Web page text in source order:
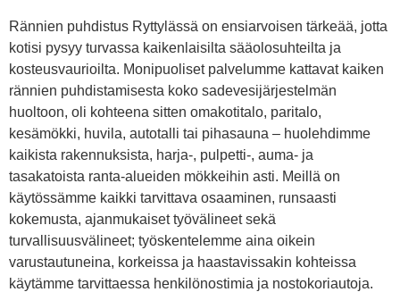
Rännien puhdistus Ryttylässä on ensiarvoisen tärkeää, jotta
kotisi pysyy turvassa kaikenlaisilta sääolosuhteilta ja
kosteusvaurioilta. Monipuoliset palvelumme kattavat kaiken
rännien puhdistamisesta koko sadevesijärjestelmän
huoltoon, oli kohteena sitten omakotitalo, paritalo,
kesämökki, huvila, autotalli tai pihasauna – huolehdimme
kaikista rakennuksista, harja-, pulpetti-, auma- ja
tasakatoista ranta-alueiden mökkeihin asti. Meillä on
käytössämme kaikki tarvittava osaaminen, runsaasti
kokemusta, ajanmukaiset työvälineet sekä
turvallisuusvälineet; työskentelemme aina oikein
varustautuneina, korkeissa ja haastavissakin kohteissa
käytämme tarvittaessa henkilönostimia ja nostokoriautoja.